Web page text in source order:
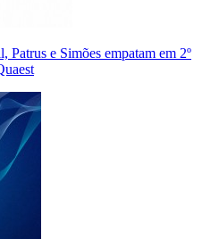
e Simões empatam em 2º